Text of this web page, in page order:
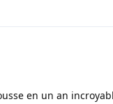
en un an